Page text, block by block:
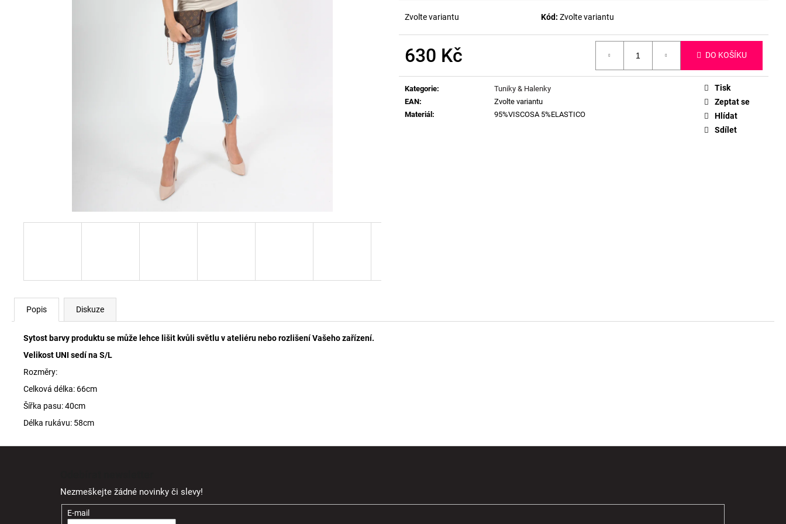
Zvolte variantu Kód: Zvolte variantu
630 Kč DO KOŠÍKU
Kategorie:
Tuniky & Halenky
EAN:
Zvolte variantu
Materiál: 95%VISCOSA 5%ELASTICO
Tisk
Zeptat se
Hlídat
Sdílet
Popis Diskuze
Sytost barvy produktu se může lehce lišit kvůli světlu v ateliéru nebo rozlišení Vašeho zařízení.
Velikost UNI sedí na S/L
Rozměry:
Celková délka: 66cm
Šířka pasu: 40cm
Délka rukávu: 58cm
Nezmeškejte žádné novinky či slevy!
E-mail